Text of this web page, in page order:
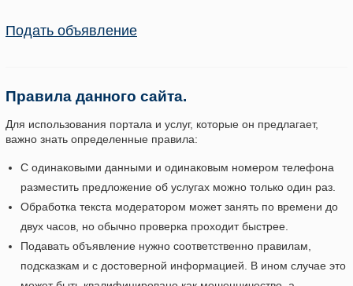
Подать объявление
Правила данного сайта.
Для использования портала и услуг, которые он предлагает,
важно знать определенные правила:
С одинаковыми данными и одинаковым номером телефона
разместить предложение об услугах можно только один раз.
Обработка текста модератором может занять по времени до
двух часов, но обычно проверка проходит быстрее.
Подавать объявление нужно соответственно правилам,
подсказкам и с достоверной информацией. В ином случае это